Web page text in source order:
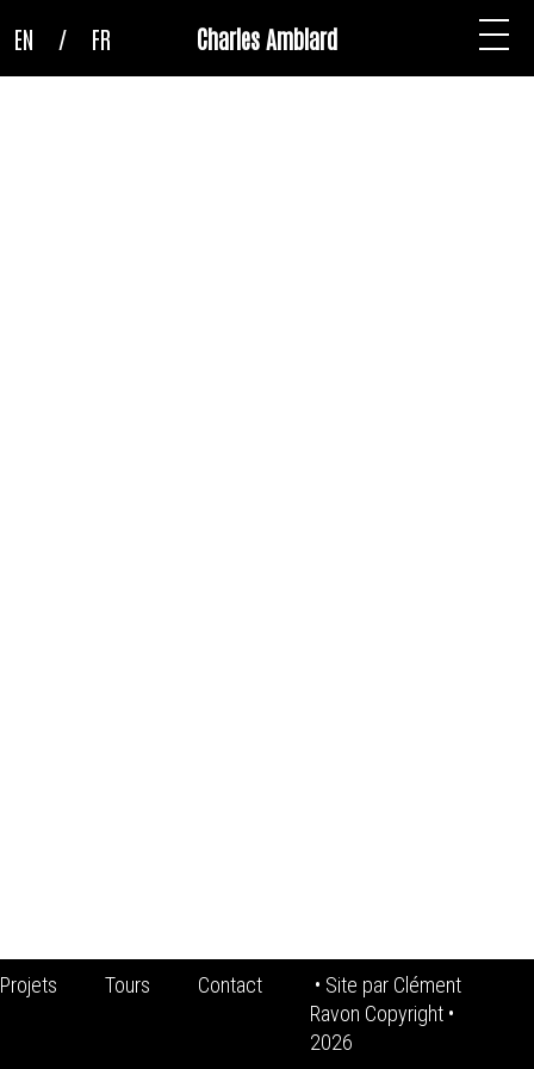
Charles Amblard
EN / FR
Projets Tours Contact • Site par Clément
Ravon Copyright •
2026